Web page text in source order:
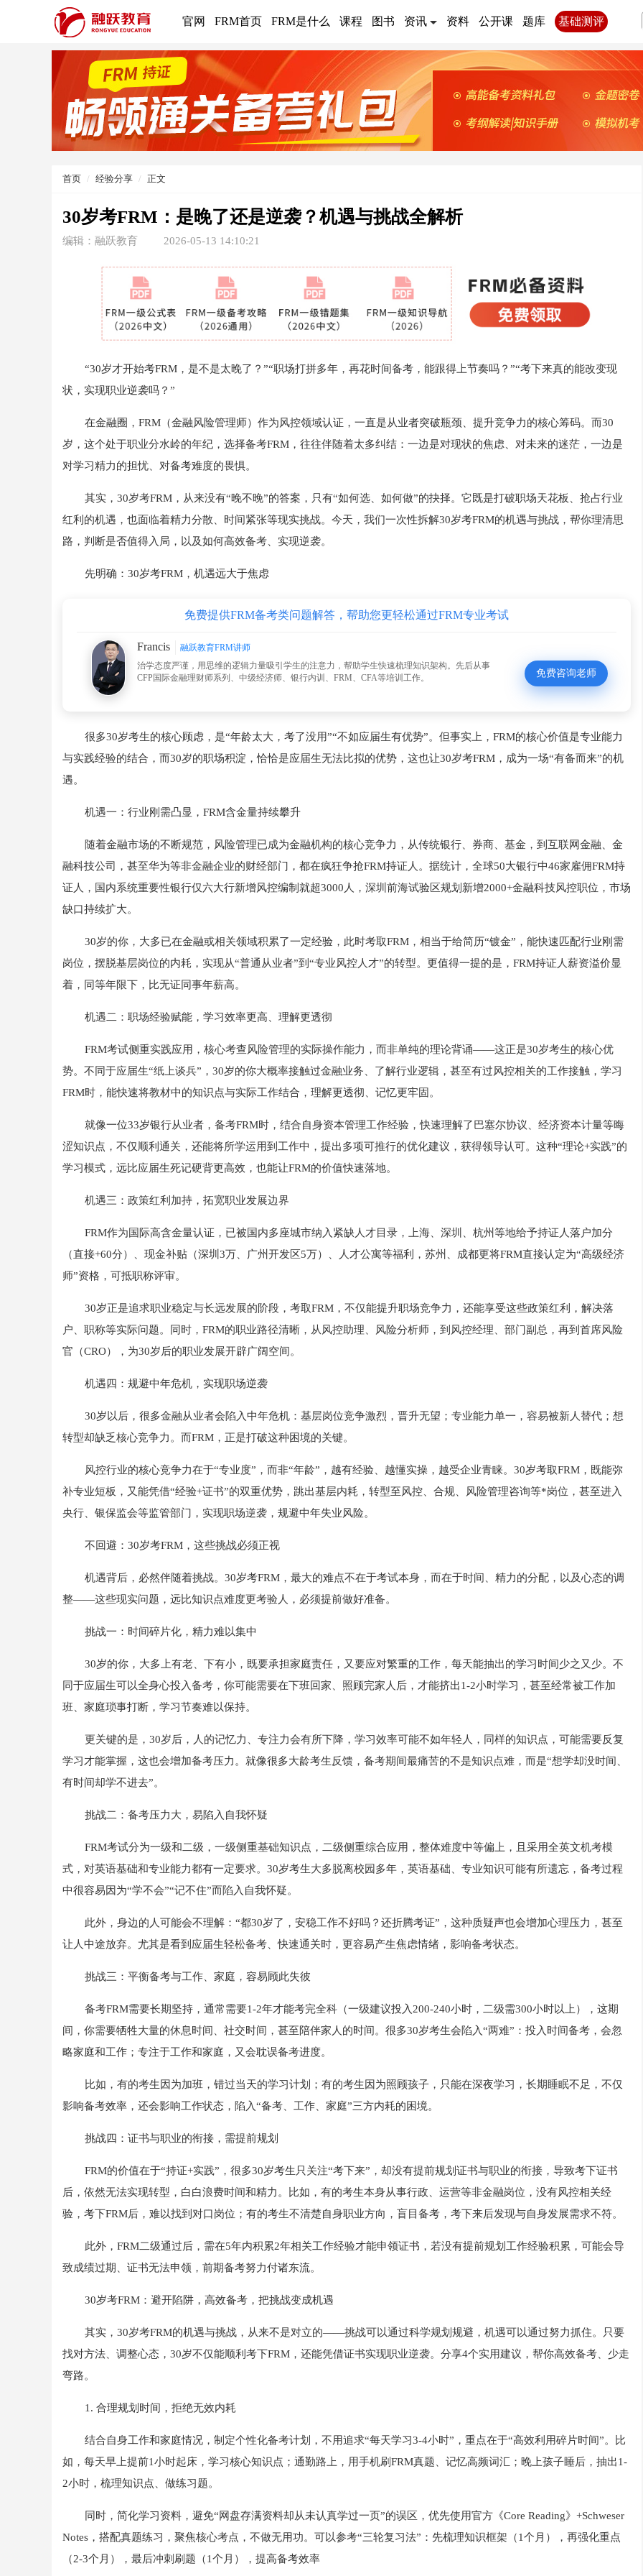
官网 FRM首页 FRM是什么 课程 图书 资讯 资料 公开课 题库 基础测评
首页 经验分享 正文
30岁考FRM：是晚了还是逆袭？机遇与挑战全解析
编辑：融跃教育 2026-05-13 14:10:21
“30岁才开始考FRM，是不是太晚了？”“职场打拼多年，再花时间备考，能跟得上节奏吗？”“考下来真的能改变现
状，实现职业逆袭吗？”
在金融圈，FRM（金融风险管理师）作为风控领域认证，一直是从业者突破瓶颈、提升竞争力的核心筹码。而30
岁，这个处于职业分水岭的年纪，选择备考FRM，往往伴随着太多纠结：一边是对现状的焦虑、对未来的迷茫，一边是
对学习精力的担忧、对备考难度的畏惧。
其实，30岁考FRM，从来没有“晚不晚”的答案，只有“如何选、如何做”的抉择。它既是打破职场天花板、抢占行业
红利的机遇，也面临着精力分散、时间紧张等现实挑战。今天，我们一次性拆解30岁考FRM的机遇与挑战，帮你理清思
路，判断是否值得入局，以及如何高效备考、实现逆袭。
先明确：30岁考FRM，机遇远大于焦虑
免费提供FRM备考类问题解答，帮助您更轻松通过FRM专业考试
Francis
融跃教育FRM讲师
治学态度严谨，用思维的逻辑力量吸引学生的注意力，帮助学生快速梳理知识架构。先后从事
CFP国际金融理财师系列、中级经济师、银行内训、FRM、CFA等培训工作。
免费咨询老师
很多30岁考生的核心顾虑，是“年龄太大，考了没用”“不如应届生有优势”。但事实上，FRM的核心价值是专业能力
与实践经验的结合，而30岁的职场积淀，恰恰是应届生无法比拟的优势，这也让30岁考FRM，成为一场“有备而来”的机
遇。
机遇一：行业刚需凸显，FRM含金量持续攀升
随着金融市场的不断规范，风险管理已成为金融机构的核心竞争力，从传统银行、券商、基金，到互联网金融、金
融科技公司，甚至华为等非金融企业的财经部门，都在疯狂争抢FRM持证人。据统计，全球50大银行中46家雇佣FRM持
证人，国内系统重要性银行仅六大行新增风控编制就超3000人，深圳前海试验区规划新增2000+金融科技风控职位，市场
缺口持续扩大。
30岁的你，大多已在金融或相关领域积累了一定经验，此时考取FRM，相当于给简历“镀金”，能快速匹配行业刚需
岗位，摆脱基层岗位的内耗，实现从“普通从业者”到“专业风控人才”的转型。更值得一提的是，FRM持证人薪资溢价显
着，同等年限下，比无证同事年薪高。
机遇二：职场经验赋能，学习效率更高、理解更透彻
FRM考试侧重实践应用，核心考查风险管理的实际操作能力，而非单纯的理论背诵——这正是30岁考生的核心优
势。不同于应届生“纸上谈兵”，30岁的你大概率接触过金融业务、了解行业逻辑，甚至有过风控相关的工作接触，学习
FRM时，能快速将教材中的知识点与实际工作结合，理解更透彻、记忆更牢固。
就像一位33岁银行从业者，备考FRM时，结合自身资本管理工作经验，快速理解了巴塞尔协议、经济资本计量等晦
涩知识点，不仅顺利通关，还能将所学运用到工作中，提出多项可推行的优化建议，获得领导认可。这种“理论+实践”的
学习模式，远比应届生死记硬背更高效，也能让FRM的价值快速落地。
机遇三：政策红利加持，拓宽职业发展边界
FRM作为国际高含金量认证，已被国内多座城市纳入紧缺人才目录，上海、深圳、杭州等地给予持证人落户加分
（直接+60分）、现金补贴（深圳3万、广州开发区5万）、人才公寓等福利，苏州、成都更将FRM直接认定为“高级经济
师”资格，可抵职称评审。
30岁正是追求职业稳定与长远发展的阶段，考取FRM，不仅能提升职场竞争力，还能享受这些政策红利，解决落
户、职称等实际问题。同时，FRM的职业路径清晰，从风控助理、风险分析师，到风控经理、部门副总，再到首席风险
官（CRO），为30岁后的职业发展开辟广阔空间。
机遇四：规避中年危机，实现职场逆袭
30岁以后，很多金融从业者会陷入中年危机：基层岗位竞争激烈，晋升无望；专业能力单一，容易被新人替代；想
转型却缺乏核心竞争力。而FRM，正是打破这种困境的关键。
风控行业的核心竞争力在于“专业度”，而非“年龄”，越有经验、越懂实操，越受企业青睐。30岁考取FRM，既能弥
补专业短板，又能凭借“经验+证书”的双重优势，跳出基层内耗，转型至风控、合规、风险管理咨询等*岗位，甚至进入
央行、银保监会等监管部门，实现职场逆袭，规避中年失业风险。
不回避：30岁考FRM，这些挑战必须正视
机遇背后，必然伴随着挑战。30岁考FRM，最大的难点不在于考试本身，而在于时间、精力的分配，以及心态的调
整——这些现实问题，远比知识点难度更考验人，必须提前做好准备。
挑战一：时间碎片化，精力难以集中
30岁的你，大多上有老、下有小，既要承担家庭责任，又要应对繁重的工作，每天能抽出的学习时间少之又少。不
同于应届生可以全身心投入备考，你可能需要在下班回家、照顾完家人后，才能挤出1-2小时学习，甚至经常被工作加
班、家庭琐事打断，学习节奏难以保持。
更关键的是，30岁后，人的记忆力、专注力会有所下降，学习效率可能不如年轻人，同样的知识点，可能需要反复
学习才能掌握，这也会增加备考压力。就像很多大龄考生反馈，备考期间最痛苦的不是知识点难，而是“想学却没时间、
有时间却学不进去”。
挑战二：备考压力大，易陷入自我怀疑
FRM考试分为一级和二级，一级侧重基础知识点，二级侧重综合应用，整体难度中等偏上，且采用全英文机考模
式，对英语基础和专业能力都有一定要求。30岁考生大多脱离校园多年，英语基础、专业知识可能有所遗忘，备考过程
中很容易因为“学不会”“记不住”而陷入自我怀疑。
此外，身边的人可能会不理解：“都30岁了，安稳工作不好吗？还折腾考证”，这种质疑声也会增加心理压力，甚至
让人中途放弃。尤其是看到应届生轻松备考、快速通关时，更容易产生焦虑情绪，影响备考状态。
挑战三：平衡备考与工作、家庭，容易顾此失彼
备考FRM需要长期坚持，通常需要1-2年才能考完全科（一级建议投入200-240小时，二级需300小时以上），这期
间，你需要牺牲大量的休息时间、社交时间，甚至陪伴家人的时间。很多30岁考生会陷入“两难”：投入时间备考，会忽
略家庭和工作；专注于工作和家庭，又会耽误备考进度。
比如，有的考生因为加班，错过当天的学习计划；有的考生因为照顾孩子，只能在深夜学习，长期睡眠不足，不仅
影响备考效率，还会影响工作状态，陷入“备考、工作、家庭”三方内耗的困境。
挑战四：证书与职业的衔接，需提前规划
FRM的价值在于“持证+实践”，很多30岁考生只关注“考下来”，却没有提前规划证书与职业的衔接，导致考下证书
后，依然无法实现转型，白白浪费时间和精力。比如，有的考生本身从事行政、运营等非金融岗位，没有风控相关经
验，考下FRM后，难以找到对口岗位；有的考生不清楚自身职业方向，盲目备考，考下来后发现与自身发展需求不符。
此外，FRM二级通过后，需在5年内积累2年相关工作经验才能申领证书，若没有提前规划工作经验积累，可能会导
致成绩过期、证书无法申领，前期备考努力付诸东流。
30岁考FRM：避开陷阱，高效备考，把挑战变成机遇
其实，30岁考FRM的机遇与挑战，从来不是对立的——挑战可以通过科学规划规避，机遇可以通过努力抓住。只要
找对方法、调整心态，30岁不仅能顺利考下FRM，还能凭借证书实现职业逆袭。分享4个实用建议，帮你高效备考、少走
弯路。
1. 合理规划时间，拒绝无效内耗
结合自身工作和家庭情况，制定个性化备考计划，不用追求“每天学习3-4小时”，重点在于“高效利用碎片时间”。比
如，每天早上提前1小时起床，学习核心知识点；通勤路上，用手机刷FRM真题、记忆高频词汇；晚上孩子睡后，抽出1-
2小时，梳理知识点、做练习题。
同时，简化学习资料，避免“网盘存满资料却从未认真学过一页”的误区，优先使用官方《Core Reading》+Schweser
Notes，搭配真题练习，聚焦核心考点，不做无用功。可以参考“三轮复习法”：先梳理知识框架（1个月），再强化重点
（2-3个月），最后冲刺刷题（1个月），提高备考效率